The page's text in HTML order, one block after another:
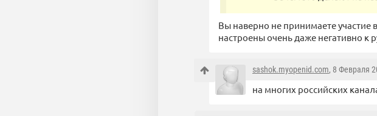
Вы наверно не принимаете участие
настроены очень даже негативно к
sashok.myopenid.com, 8 Февраля
на многих российских